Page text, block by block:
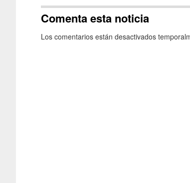
Comenta esta noticia
Los comentarios están desactivados